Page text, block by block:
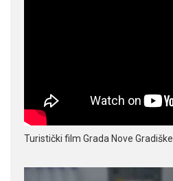
Turistički film Grada Nove Gradiške